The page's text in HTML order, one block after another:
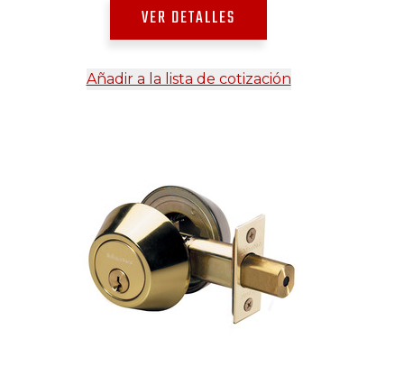
VER DETALLES
Añadir a la lista de cotización